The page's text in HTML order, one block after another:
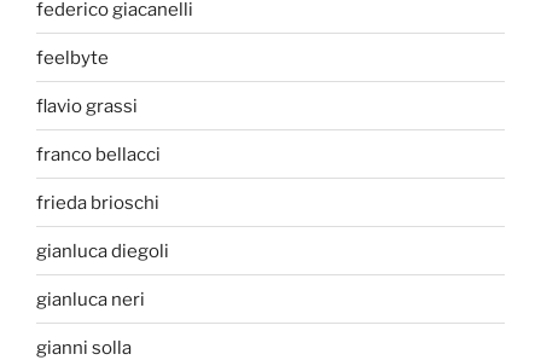
federico giacanelli
feelbyte
flavio grassi
franco bellacci
frieda brioschi
gianluca diegoli
gianluca neri
gianni solla